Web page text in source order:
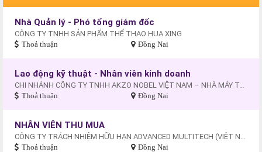
Nhà Quản lý - Phó tổng giám đốc
CÔNG TY TNHH SẢN PHẨM THỂ THAO HUA XING
Thoả thuận Đồng Nai
Lao động kỹ thuật - Nhân viên kinh doanh
CHI NHÁNH CÔNG TY TNHH AKZO NOBEL VIỆT NAM – NHÀ MÁY TẠI KCN AMATA
Thoả thuận Đồng Nai
NHÂN VIÊN THU MUA
CÔNG TY TRÁCH NHIỆM HỮU HẠN ADVANCED MULTITECH (VIỆT NAM)
Thoả thuận Đồng Nai